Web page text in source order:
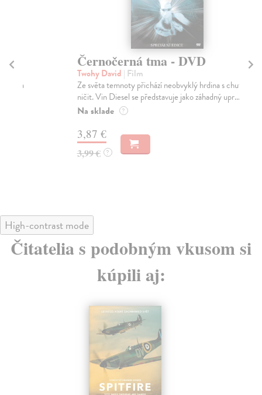
Černočerná tma - DVD
Twohy David| Film
Ze světa temnoty přichází neobvyklý hrdina s chutí
ničit. Vin Diesel se představuje jako záhadný upr...
?
High-contrast mode
Čitatelia s podobným vkusom si
kúpili aj: